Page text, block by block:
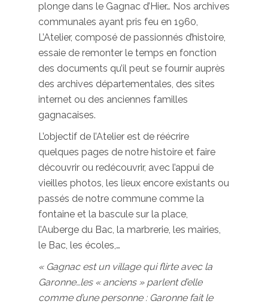
plonge dans le Gagnac d’Hier… Nos archives
communales ayant pris feu en 1960,
L’Atelier, composé de passionnés d’histoire,
essaie de remonter le temps en fonction
des documents qu’il peut se fournir auprès
des archives départementales, des sites
internet ou des anciennes familles
gagnacaises.
L’objectif de l’Atelier est de réécrire
quelques pages de notre histoire et faire
découvrir ou redécouvrir, avec l’appui de
vieilles photos, les lieux encore existants ou
passés de notre commune comme la
fontaine et la bascule sur la place,
l’Auberge du Bac, la marbrerie, les mairies,
le Bac, les écoles,…
« Gagnac est un village qui flirte avec la
Garonne…les « anciens » parlent d’elle
comme d’une personne : Garonne fait le